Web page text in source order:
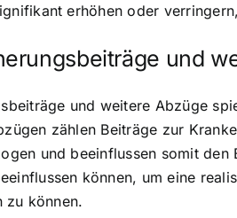
erhöhen oder
und
und weitere Abzüge
zählen Beiträge zur
und beeinflussen somit
können, um eine
zu können.